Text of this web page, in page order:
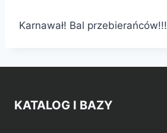
Karnawał! Bal przebierańców!!!
KATALOG I BAZY